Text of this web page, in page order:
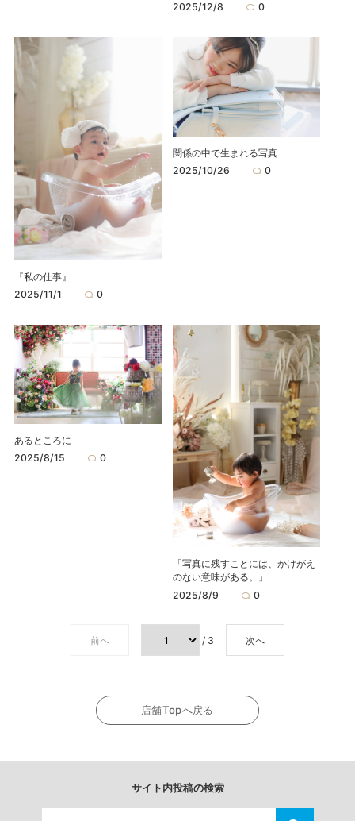
2025/12/8
0
『私の仕事』
2025/11/1
0
関係の中で生まれる写真
2025/10/26
0
あるところに
2025/8/15
0
「写真に残すことには、かけがえ
のない意味がある。」
2025/8/9
0
前へ / 3 次へ
店舗Topへ戻る
サイト内投稿の検索